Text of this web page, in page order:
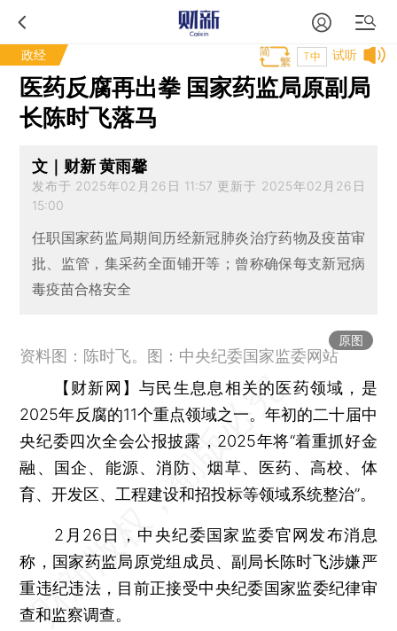
政经 试听
T中
医药反腐再出拳 国家药监局原副局
长陈时飞落马
文｜财新 黄雨馨
发布于 2025年02月26日 11:57 更新于 2025年02月26日
15:00
任职国家药监局期间历经新冠肺炎治疗药物及疫苗审
批、监管，集采药全面铺开等；曾称确保每支新冠病
毒疫苗合格安全
原图
资料图：陈时飞。图：中央纪委国家监委网站
【财新网】与民生息息相关的医药领域，是
2025年反腐的11个重点领域之一。年初的二十届中
央纪委四次全会公报披露，2025年将“着重抓好金
融、国企、能源、消防、烟草、医药、高校、体
育、开发区、工程建设和招投标等领域系统整治”。
2月26日，中央纪委国家监委官网发布消息
称，国家药监局原党组成员、副局长陈时飞涉嫌严
重违纪违法，目前正接受中央纪委国家监委纪律审
查和监察调查。